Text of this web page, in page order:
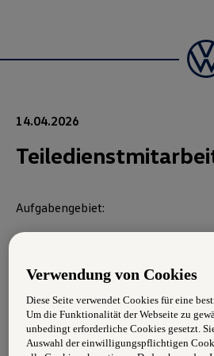
14.04.2026
Aufgabengebiet:
Verwaltung der
Verwendung von Cookies
Diese Seite verwendet Cookies für eine
Um die Funktionalität der Webseite zu
unbedingt erforderliche Cookies gesetzt.
Auswahl der einwilligungspflichtigen